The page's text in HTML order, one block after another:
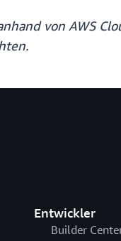
von AWS
Entwickler
Builder